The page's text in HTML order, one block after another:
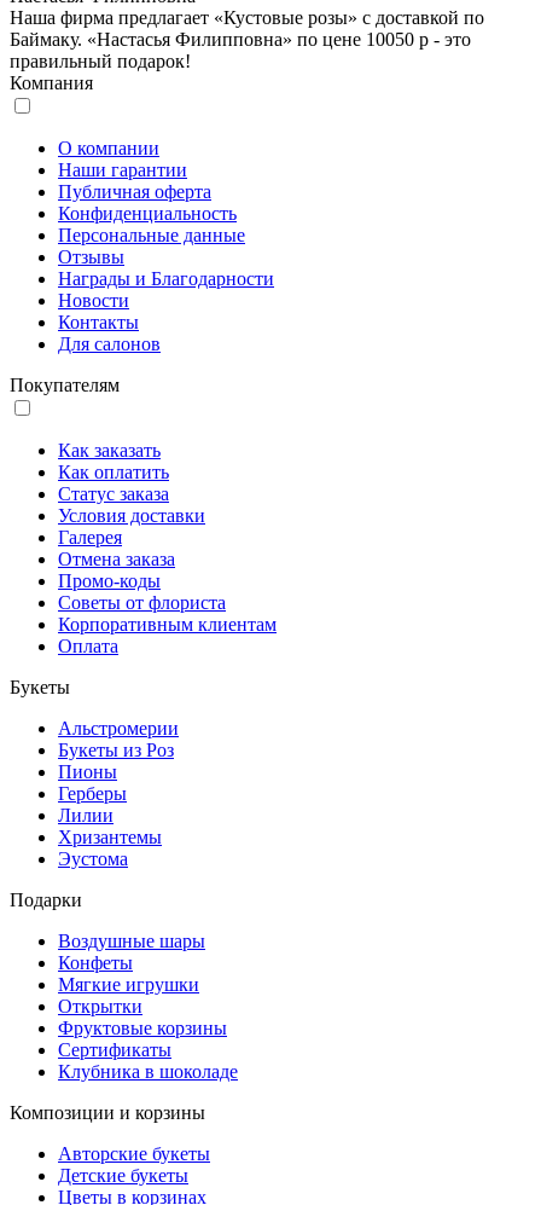
Наша фирма предлагает «Кустовые розы» с доставкой по
Баймаку. «Настасья Филипповна» по цене 10050 р - это
правильный подарок!
Компания
О компании
Наши гарантии
Публичная оферта
Конфиденциальность
Персональные данные
Отзывы
Награды и Благодарности
Новости
Контакты
Для салонов
Покупателям
Как заказать
Как оплатить
Статус заказа
Условия доставки
Галерея
Отмена заказа
Промо-коды
Советы от флориста
Корпоративным клиентам
Оплата
Букеты
Альстромерии
Букеты из Роз
Пионы
Герберы
Лилии
Хризантемы
Эустома
Подарки
Воздушные шары
Конфеты
Мягкие игрушки
Открытки
Фруктовые корзины
Сертификаты
Клубника в шоколаде
Композиции и корзины
Авторские букеты
Детские букеты
Цветы в корзинах